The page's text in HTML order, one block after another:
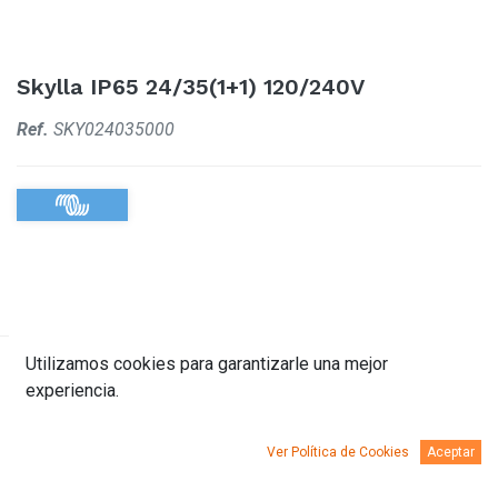
Skylla IP65 24/35(1+1) 120/240V
Ref. SKY024035000
Descripción
Utilizamos cookies para garantizarle una mejor
experiencia.
Ver Política de Cookies Aceptar